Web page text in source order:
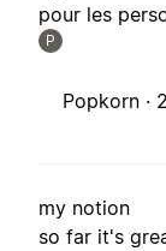
pour les
P
Popkorn ·
my notion
so far it's